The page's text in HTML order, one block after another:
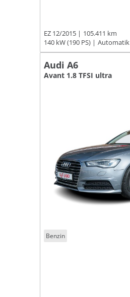
EZ 12/2015
105.411 km
140 kW (190 PS)
Automatik
Audi A6
Avant 1.8 TFSI ultra
Benzin